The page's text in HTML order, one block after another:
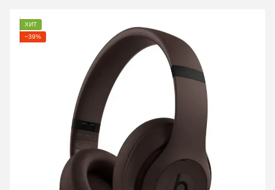
ХИТ
−39%